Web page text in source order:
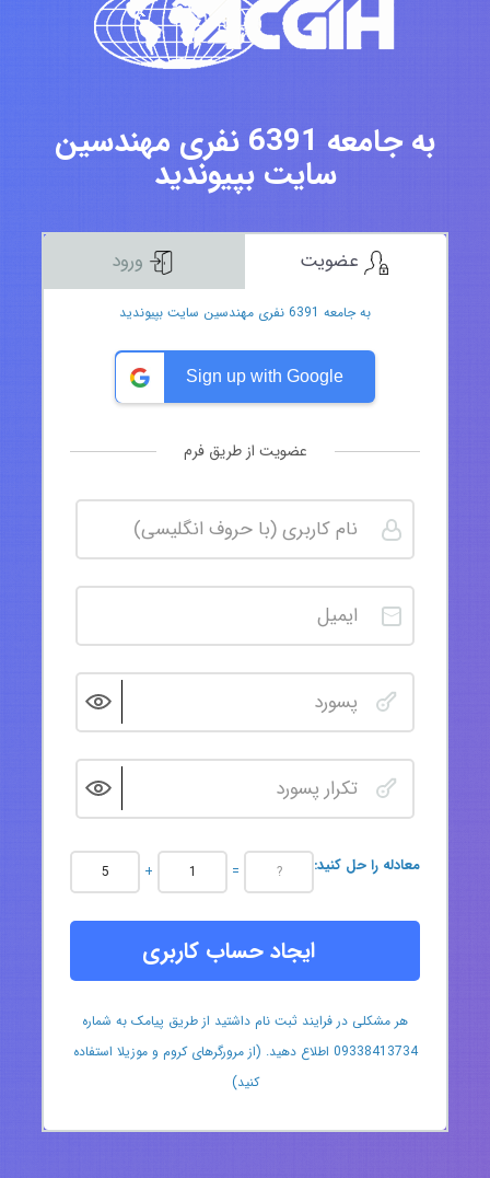
به جامعه 6391 نفری مهندسین
سایت بپیوندید
به جامعه 6391 نفری مهندسین سایت بپیوندید
Sign up with Google
عضویت از طریق فرم
:معادله را حل کنید + =
ایجاد حساب کاربری
هر مشکلی در فرایند ثبت نام داشتید از طریق پیامک به شماره
09338413734 اطلاع دهید. (از مرورگرهای کروم و موزیلا استفاده
کنید)